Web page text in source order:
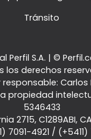
Tránsito
Perfil S.A. | ©
los derechos
responsable: Carlos
propiedad
5346433
2715, C1289ABI,
7091-4921 /